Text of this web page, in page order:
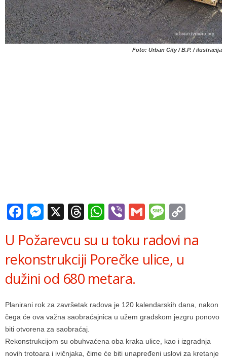
Foto: Urban City / B.P. / ilustracija
Facebook
Messenger
X Threads
WhatsApp
ViberGmail
U Požarevcu su u toku radovi na
rekonstrukciji Porečke ulice, u
dužini od 680 metara.
Planirani rok za završetak radova je 120 kalendarskih dana, nakon
čega će ova važna saobraćajnica u užem gradskom jezgru ponovo
biti otvorena za saobraćaj.
Rekonstrukcijom su obuhvaćena oba kraka ulice, kao i izgradnja
novih trotoara i ivičnjaka, čime će biti unapređeni uslovi za kretanje